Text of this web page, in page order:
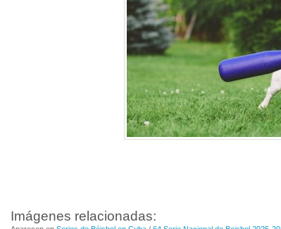
Imágenes relacionadas: